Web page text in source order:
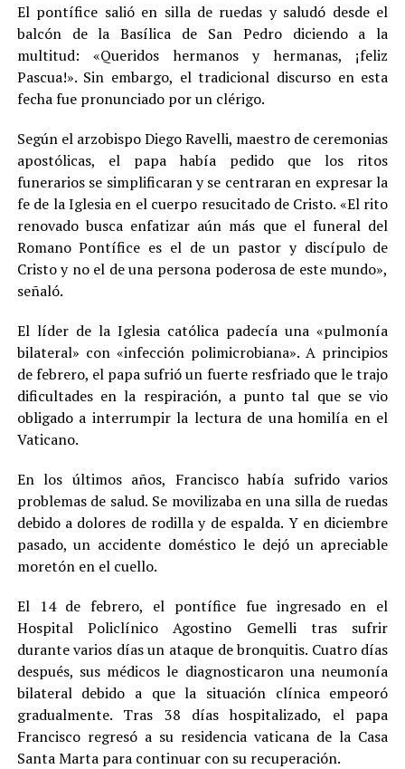
El pontífice salió en silla de ruedas y saludó desde el
balcón de la Basílica de San Pedro diciendo a la
multitud: «Queridos hermanos y hermanas, ¡feliz
Pascua!». Sin embargo, el tradicional discurso en esta
fecha fue pronunciado por un clérigo.
Según el arzobispo Diego Ravelli, maestro de ceremonias
apostólicas, el papa había pedido que los ritos
funerarios se simplificaran y se centraran en expresar la
fe de la Iglesia en el cuerpo resucitado de Cristo. «El rito
renovado busca enfatizar aún más que el funeral del
Romano Pontífice es el de un pastor y discípulo de
Cristo y no el de una persona poderosa de este mundo»,
señaló.
El líder de la Iglesia católica padecía una «pulmonía
bilateral» con «infección polimicrobiana». A principios
de febrero, el papa sufrió un fuerte resfriado que le trajo
dificultades en la respiración, a punto tal que se vio
obligado a interrumpir la lectura de una homilía en el
Vaticano.
En los últimos años, Francisco había sufrido varios
problemas de salud. Se movilizaba en una silla de ruedas
debido a dolores de rodilla y de espalda. Y en diciembre
pasado, un accidente doméstico le dejó un apreciable
moretón en el cuello.
El 14 de febrero, el pontífice fue ingresado en el
Hospital Policlínico Agostino Gemelli tras sufrir
durante varios días un ataque de bronquitis. Cuatro días
después, sus médicos le diagnosticaron una neumonía
bilateral debido a que la situación clínica empeoró
gradualmente. Tras 38 días hospitalizado, el papa
Francisco regresó a su residencia vaticana de la Casa
Santa Marta para continuar con su recuperación.